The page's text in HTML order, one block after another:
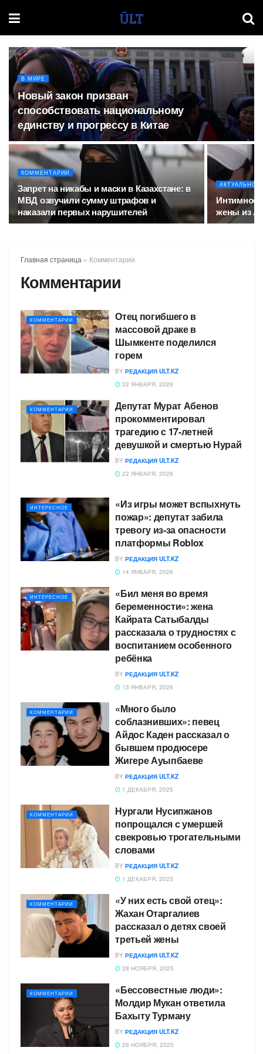
В МИРЕ
Новый закон призван
способствовать национальному
единству и прогрессу в Китае
КОММЕНТАРИИ
Запрет на никабы и маски в Казахстане: в
МВД озвучили сумму штрафов и
наказали первых нарушителей
АКТУАЛЬНОЕ
Интимное-
жены из
Главная страница » Комментарии
Комментарии
КОММЕНТАРИИ
Отец погибшего в
массовой драке в
Шымкенте поделился
горем
BY РЕДАКЦИЯ ULT.KZ
22 ЯНВАРЯ, 2026
КОММЕНТАРИИ
Депутат Мурат Абенов
прокомментировал
трагедию с 17-летней
девушкой и смертью Нурай
BY РЕДАКЦИЯ ULT.KZ
22 ЯНВАРЯ, 2026
ИНТЕРЕСНОЕ
«Из игры может вспыхнуть
пожар»: депутат забила
тревогу из-за опасности
платформы Roblox
BY РЕДАКЦИЯ ULT.KZ
14 ЯНВАРЯ, 2026
ИНТЕРЕСНОЕ
«Бил меня во время
беременности»: жена
Кайрата Сатыбалды
рассказала о трудностях с
воспитанием особенного
ребёнка
BY РЕДАКЦИЯ ULT.KZ
13 ЯНВАРЯ, 2026
КОММЕНТАРИИ
«Много было
соблазнивших»: певец
Айдос Каден рассказал о
бывшем продюсере
Жигере Ауыпбаеве
BY РЕДАКЦИЯ ULT.KZ
1 ДЕКАБРЯ, 2025
КОММЕНТАРИИ
Нургали Нусипжанов
попрощался с умершей
свекровью трогательными
словами
BY РЕДАКЦИЯ ULT.KZ
1 ДЕКАБРЯ, 2025
КОММЕНТАРИИ
«У них есть свой отец»:
Жахан Отаргалиев
рассказал о детях своей
третьей жены
BY РЕДАКЦИЯ ULT.KZ
28 НОЯБРЯ, 2025
КОММЕНТАРИИ
«Бессовестные люди»:
Молдир Мукан ответила
Бахыту Турману
BY РЕДАКЦИЯ ULT.KZ
26 НОЯБРЯ, 2025